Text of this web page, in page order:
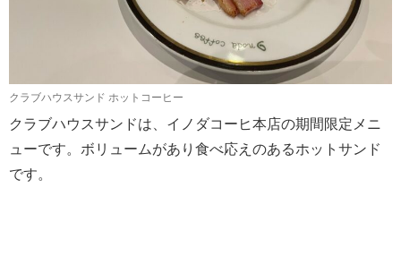
クラブハウスサンド ホットコーヒー
クラブハウスサンドは、イノダコーヒ本店の期間限定メニ
ューです。ボリュームがあり食べ応えのあるホットサンド
です。